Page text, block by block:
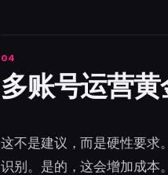
多账号运营黄
这不是建议，而是硬性要求
识别。是的，这会增加成本